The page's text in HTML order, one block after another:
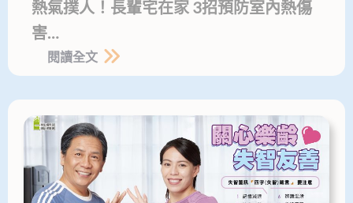
熱氣撲人！長輩宅在家 3招預防室內熱傷
害…
閱讀全文